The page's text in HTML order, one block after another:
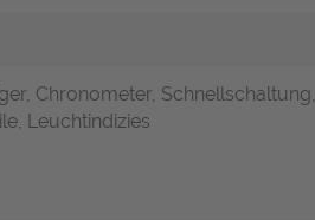
Chronometer, Schnellschaltung,
Leuchtindizies